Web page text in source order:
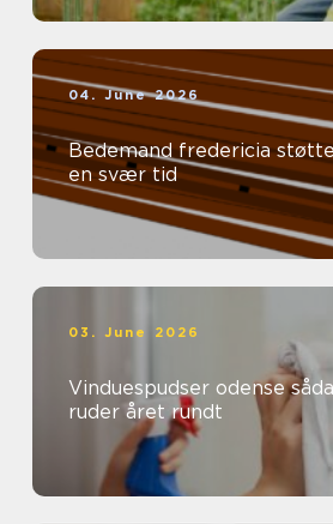
04. June 2026
Bedemand fredericia støtte og overblik i
en svær tid
03. June 2026
Vinduespudser odense sådan får du rene
ruder året rundt